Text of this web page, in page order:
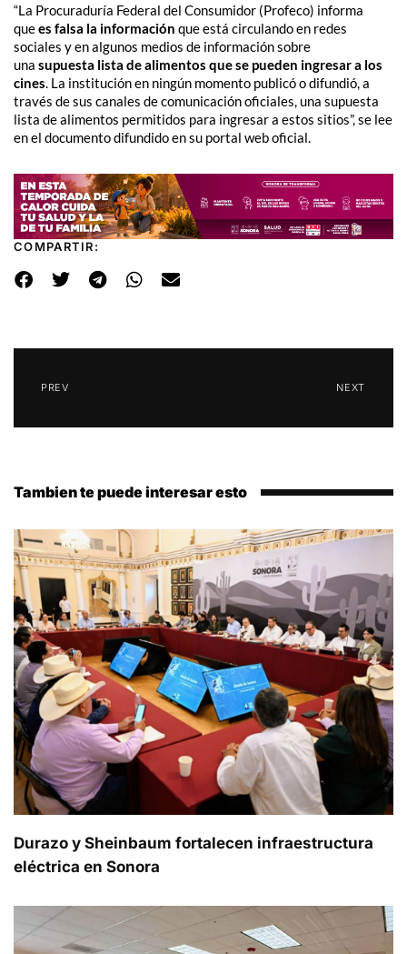
“La Procuraduría Federal del Consumidor (Profeco) informa
quees falsa la información que está circulando en redes
sociales y en algunos medios de información sobre
una supuesta lista de alimentos que se pueden ingresar a los
cines. La institución en ningún momento publicó o difundió, a
través de sus canales de comunicación oficiales, una supuesta
lista de alimentos permitidos para ingresar a estos sitios”, se lee
en el documento difundido en su portal web oficial.
COMPARTIR:
PREV NEXT
Tambien te puede interesar esto
Durazo y Sheinbaum fortalecen infraestructura
eléctrica en Sonora